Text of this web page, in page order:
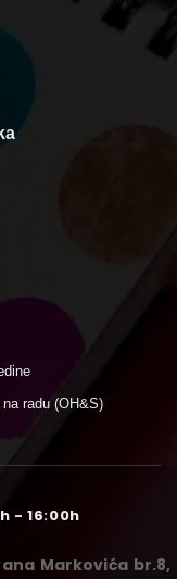
radu (OH&S)
- 16:00h
Markovića br.8,